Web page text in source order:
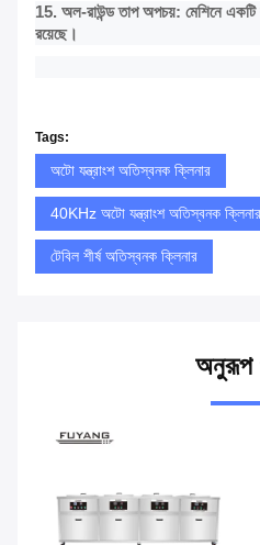
15. অল-রাউন্ড তাপ অপচয়: মেশিনে
রয়েছে।
Tags:
অটো যন্ত্রাংশ অতিস্বনক ক্লিনার
40KHz অটো যন্ত্রাংশ অতিস্বনক ক্লিনার
টেবিল শীর্ষ অতিস্বনক ক্লিনার
অনুরূপ